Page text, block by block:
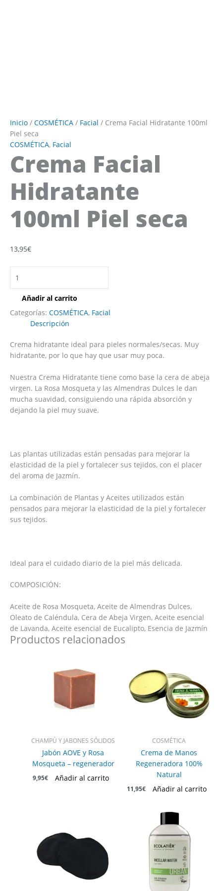
Inicio / COSMÉTICA / Facial / Crema Facial Hidratante 100ml
Piel seca
COSMÉTICA, Facial
Crema Facial
Hidratante
100ml Piel seca
13,95€
Añadir al carrito
Categorías: COSMÉTICA, Facial
Descripción
Crema hidratante ideal para pieles normales/secas. Muy
hidratante, por lo que hay que usar muy poca.
Nuestra Crema Hidratante tiene como base la cera de abeja
virgen. La Rosa Mosqueta y las Almendras Dulces le dan
mucha suavidad, consiguiendo una rápida absorción y
dejando la piel muy suave.
Las plantas utilizadas están pensadas para mejorar la
elasticidad de la piel y fortalecer sus tejidos, con el placer
del aroma de Jazmín.
La combinación de Plantas y Aceites utilizados están
pensados para mejorar la elasticidad de la piel y fortalecer
sus tejidos.
Ideal para el cuidado diario de la piel más delicada.
COMPOSICIÓN:
Aceite de Rosa Mosqueta, Aceite de Almendras Dulces,
Oleato de Caléndula, Cera de Abeja Virgen, Aceite esencial
de Lavanda, Aceite esencial de Eucalipto, Esencia de Jazmín
Productos relacionados
CHAMPÚ Y JABONES SÓLIDOS
Jabón AOVE y Rosa
Mosqueta – regenerador
9,95€ Añadir al carrito
COSMÉTICA
Crema de Manos
Regeneradora 100%
Natural
11,95€ Añadir al carrito